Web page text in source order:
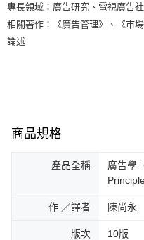
專長領域：廣告研究、電視廣告
相關著作：《廣告管理》、《市
論述
商品規格
產品全稱
廣告學
作 ／譯者 陳尚永
版次 10版